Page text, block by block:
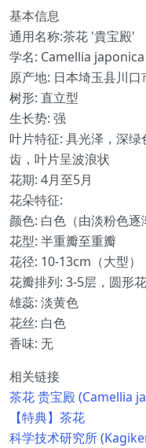
基本信息
通用名称:茶花 '貴宝殿'
学名: Camellia
原产地: 日本埼玉县川口
树形: 直立型
生长势: 强
叶片特征: 具光泽，深
齿，叶片呈波浪状
花期: 4月至5月
花朵特征:
颜色: 白色（由淡粉色逐
花型: 半重瓣至重瓣
花径: 10-13cm（大型）
花瓣排列: 3-5层，圆形
雄蕊: 淡黄色
花丝: 白色
香味: 无
相关链接
茶花 贵宝殿 (Camellia
【特典】茶花
科学技术研究所